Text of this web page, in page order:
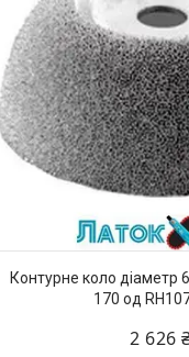
Контурне коло діаметр
170 од
2 626